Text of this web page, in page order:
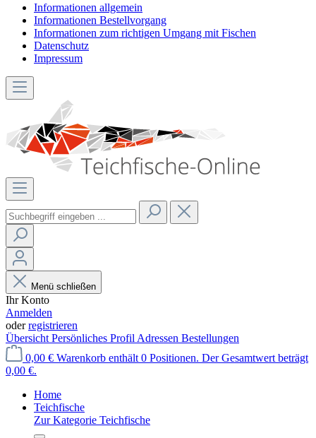
Informationen allgemein
Informationen Bestellvorgang
Informationen zum richtigen Umgang mit Fischen
Datenschutz
Impressum
Menü schließen
Ihr Konto
Anmelden
oderregistrieren
Übersicht Persönliches Profil Adressen Bestellungen
0,00 € Warenkorb enthält 0 Positionen. Der Gesamtwert beträgt
0,00 €.
Home
Teichfische
Zur Kategorie Teichfische